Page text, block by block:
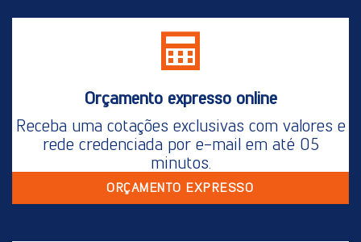
Orçamento expresso online
Receba uma cotações exclusivas com valores e
rede credenciada por e-mail em até 05
minutos.
ORÇAMENTO EXPRESSO